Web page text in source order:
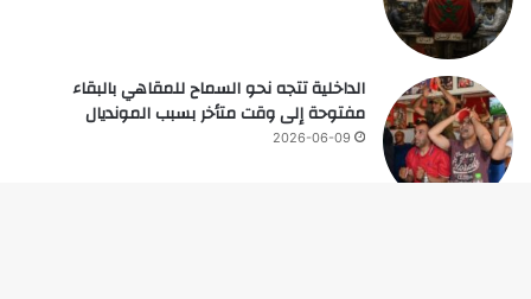
الداخلية تتجه نحو السماح للمقاهي بالبقاء
مفتوحة إلى وقت متأخر بسبب المونديال
2026-06-09